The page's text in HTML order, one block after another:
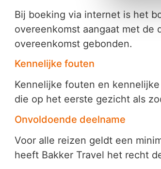
Bij boeking via internet is het
overeenkomst aangaat met de
overeenkomst gebonden.
Kennelijke fouten
Kennelijke fouten en
die op het eerste gezicht als
Onvoldoende deelname
Voor alle reizen geldt een
heeft Bakker Travel het recht